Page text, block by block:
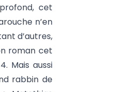
cet
n’en
d’autres,
roman cet
Mais aussi
rabbin de